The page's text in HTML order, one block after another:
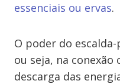
essenciais ou ervas.
O poder do
ou seja, na conexão
descarga das